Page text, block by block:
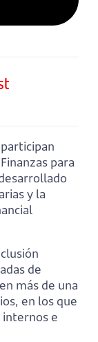
para
y la
de
más de una
en los que
internos e